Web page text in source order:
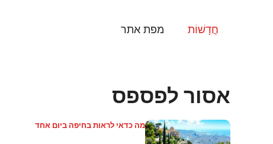
חֲדָשׁוֹת מפת אתר
אסור לפספס
מה כדאי לראות בחיפה ביום אחד